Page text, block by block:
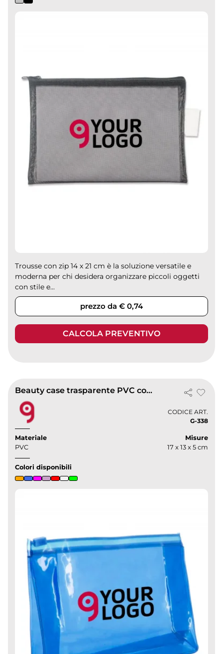
Trousse con zip 14 x 21 cm è la soluzione versatile e
moderna per chi desidera organizzare piccoli oggetti
con stile e...
prezzo da € 0,74
CALCOLA PREVENTIVO
Beauty case trasparente PVC con zip
CODICE ART.
G-338
Materiale
PVC
Misure
17 x 13 x 5 cm
Colori disponibili